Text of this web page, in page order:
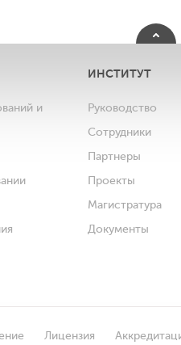
и
ИНСТИТУТ
Руководство
Сотрудники
Партнеры
Проекты
Магистратура
Документы
Лицензия